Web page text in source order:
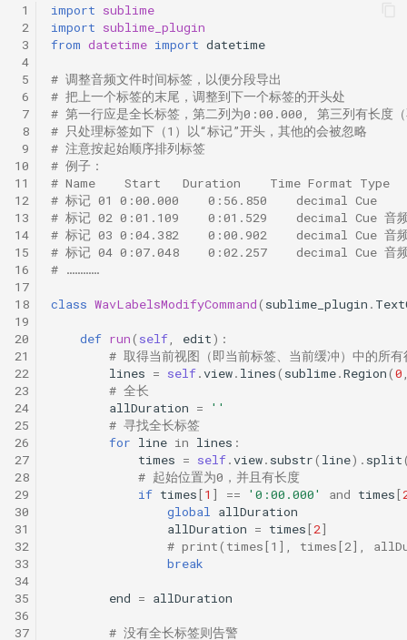
1
2
3
4
5
6
7
8
9
10
11
12
13
14
15
16
17
18
19
20
21
22
23
24
25
26
27
28
29
30
31
32
33
34
35
36
37
import sublime
import sublime_plugin
from datetime import datetime
# 调整音频文件时间标签，以便分段导出
# 把上一个标签的末尾，调整到下一个标签的开头处
# 第一行应是全长标签，第二列为0:00.000, 第三列有长度
# 只处理标签如下（1）以“标记”开头，其他的会被忽略
# 注意按起始顺序排列标签
# 例子：
# Name    Start   Duration    Time Format Type
# 标记 01 0:00.000    0:56.850    decimal Cue
# 标记 02 0:01.109    0:01.529    decimal Cue 音
# 标记 03 0:04.382    0:00.902    decimal Cue 音
# 标记 04 0:07.048    0:02.257    decimal Cue 音
# …………
class WavLabelsModifyCommand( sublime_plugin .
def run( self edit):
# 取得当前视图（即当前标签、当前缓冲）中的所有
lines = self.view. lines( sublime.Region(0
# 全长
allDuration =
''
# 寻找全长标签
for line in lines :
times = self.view. substr( line) . split
# 起始位置为0，并且有长度
if times[1 ] == '0:00.000' and times[
global
allDuration
allDuration = times[2]
# print(times[1], times[2],
break
end = allDuration
# 没有全长标签则告警